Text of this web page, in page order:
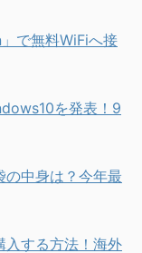
で無料WiFiへ接
を発表！9
の中身は？今年最
入する方法！海外